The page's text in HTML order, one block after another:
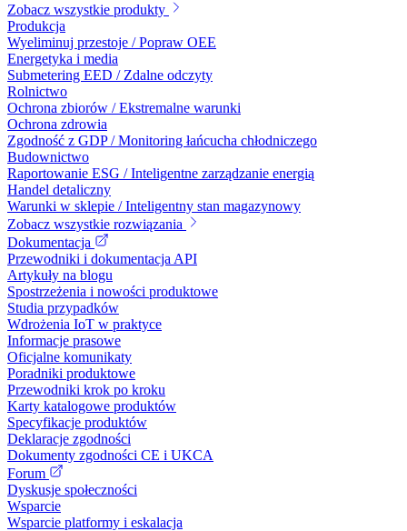
Zobacz wszystkie produkty
Produkcja
Wyeliminuj przestoje / Popraw OEE
Energetyka i media
Submetering EED / Zdalne odczyty
Rolnictwo
Ochrona zbiorów / Ekstremalne warunki
Ochrona zdrowia
Zgodność z GDP / Monitoring łańcucha chłodniczego
Budownictwo
Raportowanie ESG / Inteligentne zarządzanie energią
Handel detaliczny
Warunki w sklepie / Inteligentny stan magazynowy
Zobacz wszystkie rozwiązania
Dokumentacja
Przewodniki i dokumentacja API
Artykuły na blogu
Spostrzeżenia i nowości produktowe
Studia przypadków
Wdrożenia IoT w praktyce
Informacje prasowe
Oficjalne komunikaty
Poradniki produktowe
Przewodniki krok po kroku
Karty katalogowe produktów
Specyfikacje produktów
Deklaracje zgodności
Dokumenty zgodności CE i UKCA
Forum
Dyskusje społeczności
Wsparcie
Wsparcie platformy i eskalacja